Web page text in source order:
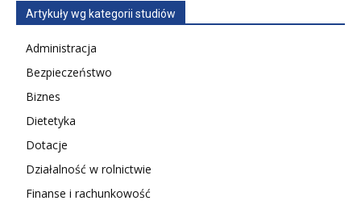
Artykuły wg kategorii studiów
Administracja
Bezpieczeństwo
Biznes
Dietetyka
Dotacje
Działalność w rolnictwie
Finanse i rachunkowość